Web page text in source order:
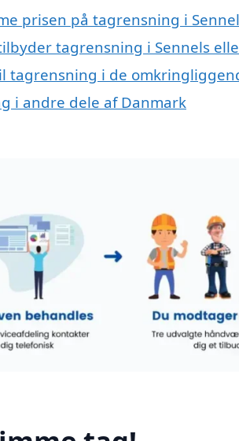
prisen på tagrensning i
tagrensning i Sennels
tagrensning i de
i andre dele af Danmark